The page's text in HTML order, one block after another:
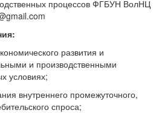
процессов ФГБУН ВолНЦ
развития и
и производственными
условиях;
внутреннего промежуточного,
спроса;